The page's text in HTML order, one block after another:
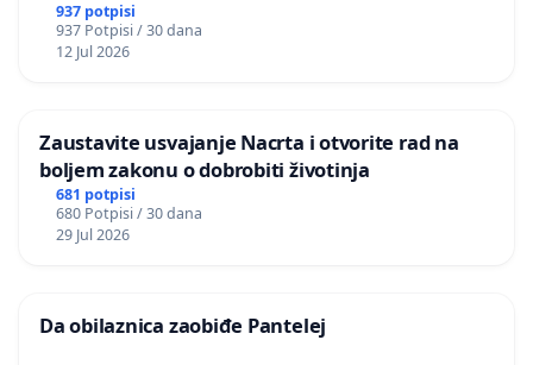
937 potpisi
937 Potpisi / 30 dana
12 Jul 2026
Zaustavite usvajanje Nacrta i otvorite rad na
boljem zakonu o dobrobiti životinja
681 potpisi
680 Potpisi / 30 dana
29 Jul 2026
Da obilaznica zaobiđe Pantelej